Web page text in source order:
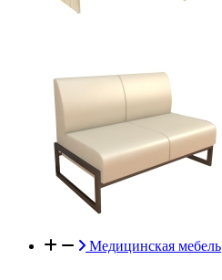
Медицинская мебель